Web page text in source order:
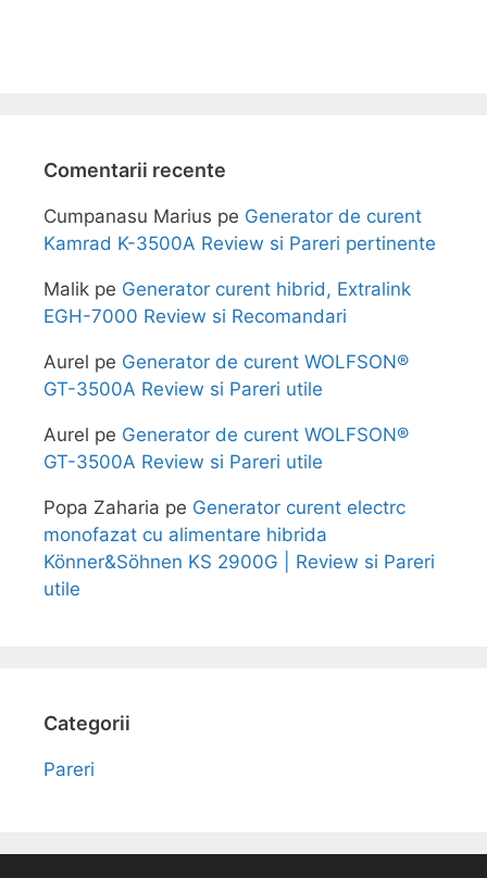
Comentarii recente
Cumpanasu Marius pe Generator de curent
Kamrad K-3500A Review si Pareri pertinente
Malik pe Generator curent hibrid, Extralink
EGH-7000 Review si Recomandari
Aurel pe Generator de curent WOLFSON®
GT-3500A Review si Pareri utile
Aurel pe Generator de curent WOLFSON®
GT-3500A Review si Pareri utile
Popa Zaharia pe Generator curent electrc
monofazat cu alimentare hibrida
Könner&Söhnen KS 2900G | Review si Pareri
utile
Categorii
Pareri